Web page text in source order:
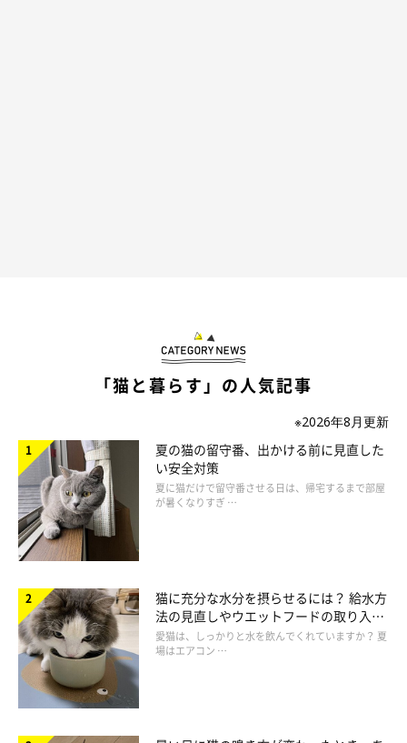
「私としか一緒に寝ようとしない。お腹、足は私以外に触
「息子が動くたびに駆け寄って行きます」
「長男には雑に扱われても絶対にピッタリくっついて離れ
ない。どんなことがあってもストーカーのようについて行
く」
「猫と暮らす」の人気記事
※2026年8月更新
夏の猫の留守番、出かける前に見直した
い安全対策
夏に猫だけで留守番させる日は、帰宅するまで部屋
が暑くなりすぎ …
猫に充分な水分を摂らせるには？ 給水方
法の見直しやウエットフードの取り入れ
方を解説
愛猫は、しっかりと水を飲んでくれていますか？ 夏
場はエアコン …